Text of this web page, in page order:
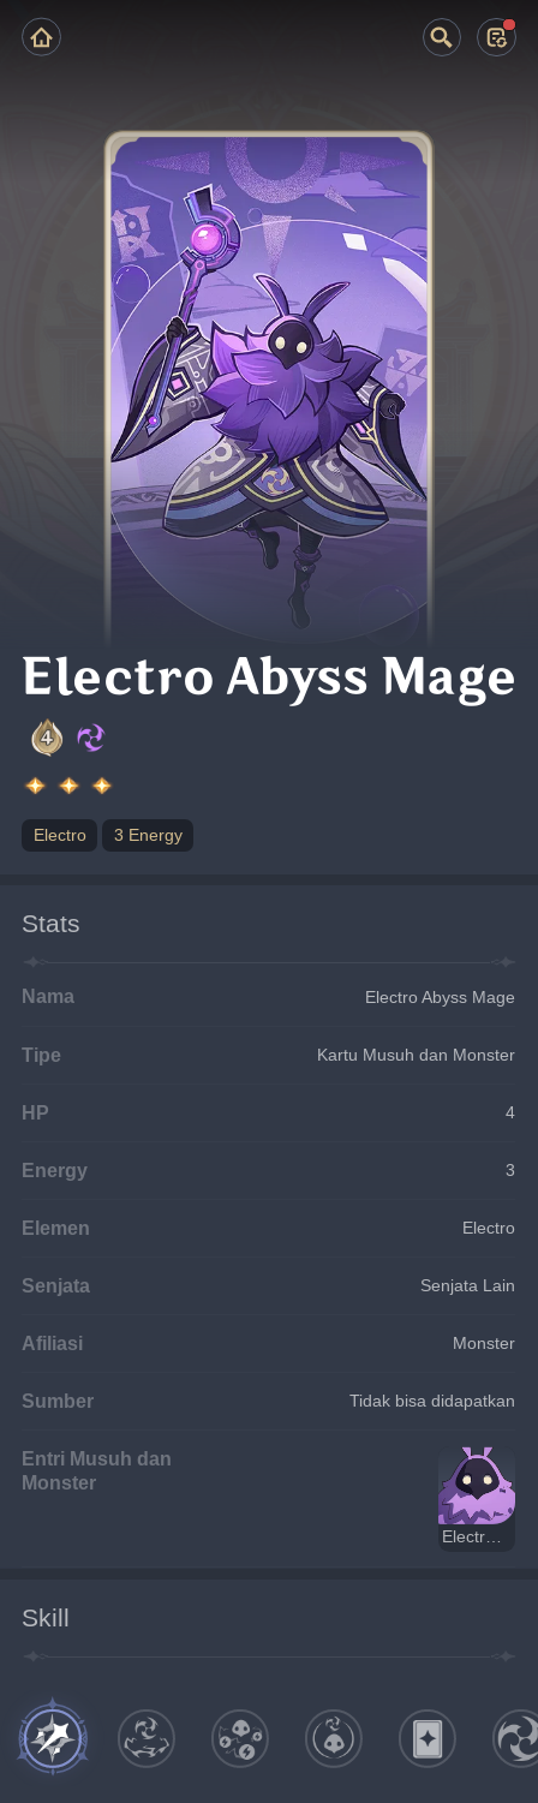
Electro Abyss Mage
Electro 3 Energy
Stats
Nama Electro Abyss Mage
Tipe Kartu Musuh dan Monster
HP 4
Energy 3
Elemen Electro
Senjata Senjata Lain
Afiliasi Monster
Sumber Tidak bisa didapatkan
Entri Musuh dan
Monster
Electro Abyss Mage
Skill